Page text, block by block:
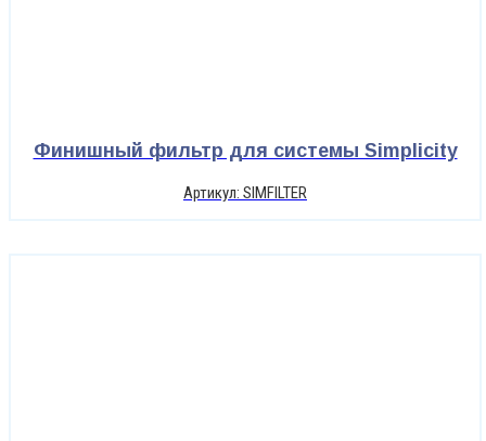
Финишный фильтр для системы Simplicity
Артикул: SIMFILTER